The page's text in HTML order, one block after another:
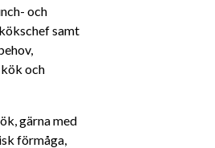
och
samt
och
gärna med
förmåga,